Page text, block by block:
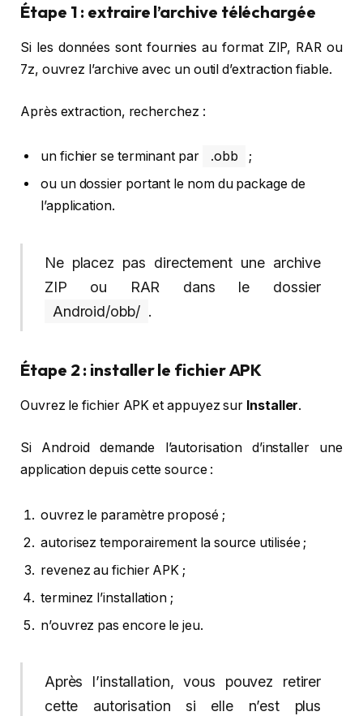
Étape 1 : extraire l’archive téléchargée
Si les données sont fournies au format ZIP, RAR ou
7z, ouvrez l’archive avec un outil d’extraction fiable.
Après extraction, recherchez :
un fichier se terminant par .obb
;
ou un dossier portant le nom du package de
l’application.
Ne placez pas directement une archive
ZIP ou RAR dans le dossier
Android/obb/ .
Étape 2 : installer le fichier APK
Ouvrez le fichier APK et appuyez sur Installer.
Si Android demande l’autorisation d’installer une
application depuis cette source :
ouvrez le paramètre proposé ;
autorisez temporairement la source utilisée ;
revenez au fichier APK ;
terminez l’installation ;
n’ouvrez pas encore le jeu.
Après l’installation, vous pouvez retirer
cette autorisation si elle n’est plus